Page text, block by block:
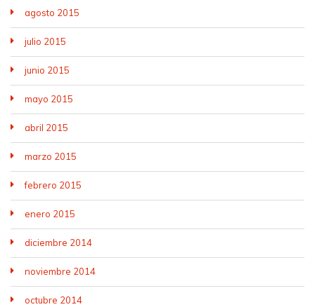
agosto 2015
julio 2015
junio 2015
mayo 2015
abril 2015
marzo 2015
febrero 2015
enero 2015
diciembre 2014
noviembre 2014
octubre 2014